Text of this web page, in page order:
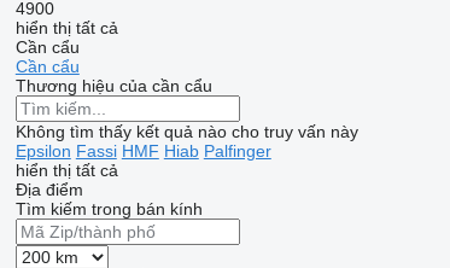
4900
hiển thị tất cả
Cần cẩu
Cần cẩu
Thương hiệu của cần cẩu
Không tìm thấy kết quả nào cho truy vấn này
Epsilon Fassi HMF Hiab Palfinger
hiển thị tất cả
Địa điểm
Tìm kiếm trong bán kính